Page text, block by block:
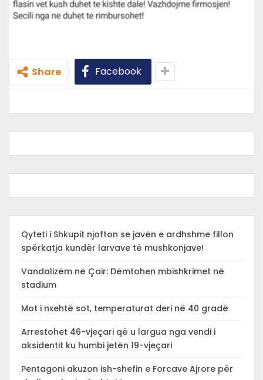
Share Facebook
Qyteti i Shkupit njofton se javën e ardhshme fillon
spërkatja kundër larvave të mushkonjave!
Vandalizëm në Çair: Dëmtohen mbishkrimet në
stadium
Mot i nxehtë sot, temperaturat deri në 40 gradë
Arrestohet 46-vjeçari që u largua nga vendi i
aksidentit ku humbi jetën 19-vjeçari
Pentagoni akuzon ish-shefin e Forcave Ajrore për